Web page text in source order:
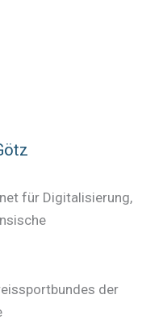
für Digitalisierung,
der